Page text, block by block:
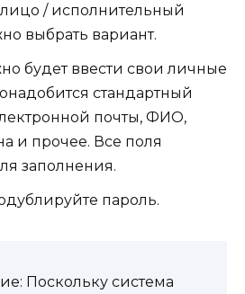
/ исполнительный
выбрать вариант.
будет ввести свои личные
стандартный
почты, ФИО,
и прочее. Все поля
заполнения.
пароль.
Поскольку система